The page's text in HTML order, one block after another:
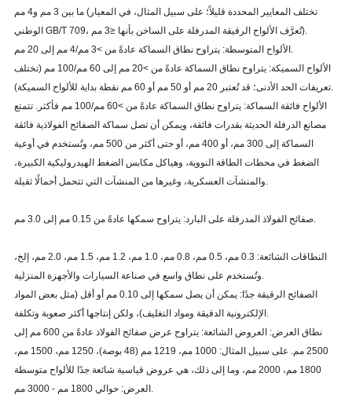
ما بين 3 مم و4 مم (تختلف المعايير المحددة قليلاً؛ على سبيل المثال، في المعيار
الوطني GB/T 709، تُعرَّف الألواح الرقيقة المدرفلة على الساخن بأنها ≤3 مم).
الألواح المتوسطة: يتراوح نطاق السماكة عادةً من >3 مم/4 مم إلى 20 مم.
الألواح السميكة: يتراوح نطاق السماكة عادةً من >20 مم إلى 60 مم/100 مم (تختلف
تعريفات الحد الأدنى؛ قد تُعتبر 20 مم أو 50 مم أو 60 مم نقطة بداية للألواح السميكة).
الألواح فائقة السماكة: يتراوح نطاق السماكة عادةً من >60 مم/100 مم فأكثر. تتمتع
مصانع الدرفلة الحديثة بقدرات فائقة، ويمكن أن تصل سماكة الصفائح الفولاذية فائقة
السماكة إلى 300 مم، أو 400 مم، أو حتى أكثر من 500 مم، وتُستخدم في أوعية
الضغط في محطات الطاقة النووية، وهياكل مكابس الضغط الهيدروليكية الكبيرة،
والمنشآت العسكرية، وغيرها من المنشآت التي تتحمل أحمالًا ثقيلة.
صفائح الفولاذ المدرفلة على البارد: يتراوح سمكها عادةً من 0.15 مم إلى 3.0 مم.
النطاقات الشائعة: 0.3 مم، 0.5 مم، 0.8 مم، 1.0 مم، 1.2 مم، 1.5 مم، 2.0 مم، إلخ،
وتُستخدم على نطاق واسع في صناعة السيارات والأجهزة المنزلية.
الصفائح الرقيقة جدًا: يمكن أن يصل سمكها إلى 0.10 مم أو أقل (مثل بعض المواد
الإلكترونية الدقيقة ومواد التغليف)، ولكن إنتاجها أكثر صعوبة وتكلفة.
نطاق العرض: العروض الشائعة: يتراوح عرض صفائح الفولاذ عادةً من 600 مم إلى
2500 مم. على سبيل المثال: 1000 مم، 1219 مم (48 بوصة)، 1250 مم، 1500 مم،
1800 مم، 2000 مم، وما إلى ذلك، هي عروض قياسية شائعة جدًا للألواح متوسطة
العرض: حوالي 1800 مم - 3000 مم.